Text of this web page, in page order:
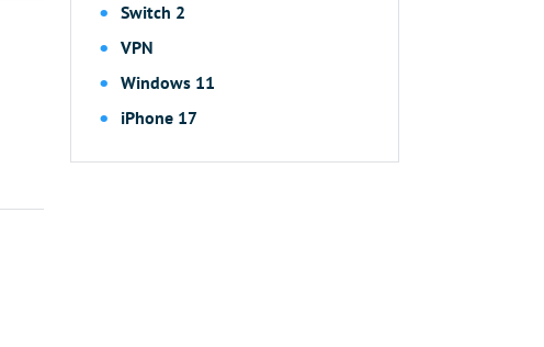
Switch 2
VPN
Windows 11
iPhone 17